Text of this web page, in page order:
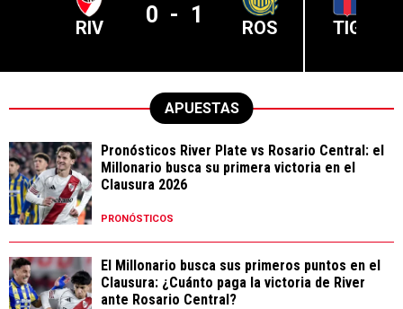
RIV 0 - 1 ROS TIG
APUESTAS
Pronósticos River Plate vs Rosario Central: el
Millonario busca su primera victoria en el
Clausura 2026
PRONÓSTICOS
El Millonario busca sus primeros puntos en el
Clausura: ¿Cuánto paga la victoria de River
ante Rosario Central?